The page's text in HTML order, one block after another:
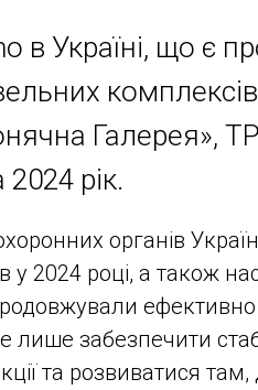
в Україні, що є
Галерея»,
рік.
органів
у 2024 році, а також
забезпечити
та розвиватися